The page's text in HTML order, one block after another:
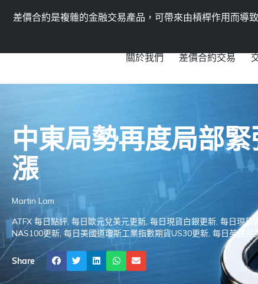
差價合約是複雜的金融交易產品，可帶來由槓桿作用而導
機構業務 聯絡我們
關於我們 差價合約交易
市場新聞及觀點 »中東局勢再度局部緊張，風
中東局勢再度局部
漲
Martin Lam
ATFX 每日點評, 每日歐元兌美元更新, 每日現貨白銀更新, 每日現貨
NAS100更新, 每日美國道瓊斯工業指數期貨US30更新, 每日英鎊兌
Share